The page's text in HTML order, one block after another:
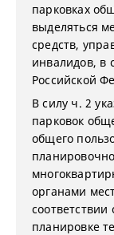
парковках
выделяться
средств,
инвалидов, в
Российской
В силу ч. 2
парковок
общего
органами
планировке